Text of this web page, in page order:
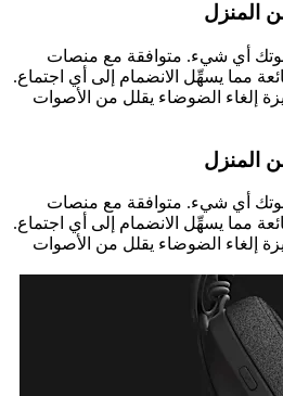
المنزل
أي شيء. متوافقة مع منصات
مما يسهِّل الانضمام إلى أي اجتماع.
إلغاء الضوضاء يقلل من الأصوات
المنزل
أي شيء. متوافقة مع منصات
مما يسهِّل الانضمام إلى أي اجتماع.
إلغاء الضوضاء يقلل من الأصوات